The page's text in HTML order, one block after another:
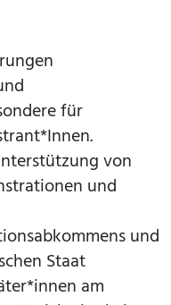
für
von
und
und
Staat
am